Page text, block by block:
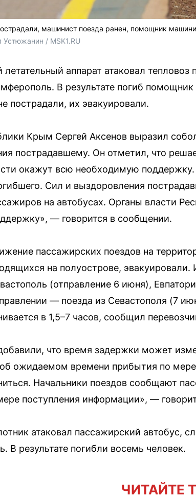
машинист поезда ранен, помощник
Устюжанин / MSK1.RU
аппарат атаковал
В результате погиб
пострадали, их эвакуировали.
Крым Сергей Аксенов выразил
пострадавшему. Он отметил, что
окажут всю необходимую поддержку.
Сил и выздоровления
на автобусах. Органы власти
, — говорится в сообщении.
пассажирских поездов на
на полуострове,
(отправление 6 июня),
— поезда из Севастополя (7
в 1,5–7 часов, сообщил
что время задержки может
ожидаемом времени прибытия по мере
Начальники поездов сообщают
поступления информации
, —
атаковал пассажирский
В результате погибли восемь человек.
ЧИТАЙТЕ